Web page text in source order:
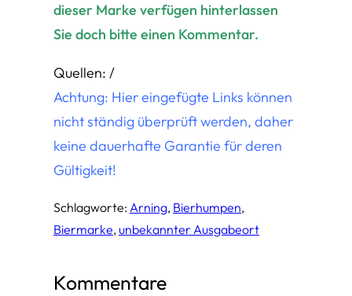
dieser Marke verfügen hinterlassen
Sie doch bitte einen Kommentar.
Quellen: /
Achtung: Hier eingefügte Links können
nicht ständig überprüft werden, daher
keine dauerhafte Garantie für deren
Gültigkeit!
Schlagworte: Arning, Bierhumpen
Biermarke, unbekannter Ausgabeort
Kommentare